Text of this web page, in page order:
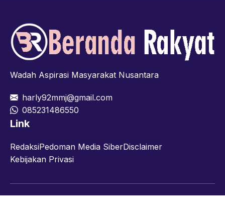
Wadah Aspirasi Masyarakat Nusantara
harly92mmj@gmail.com
085231486550
Link
RedaksiPedoman Media SiberDisclaimer
Kebijakan Privasi